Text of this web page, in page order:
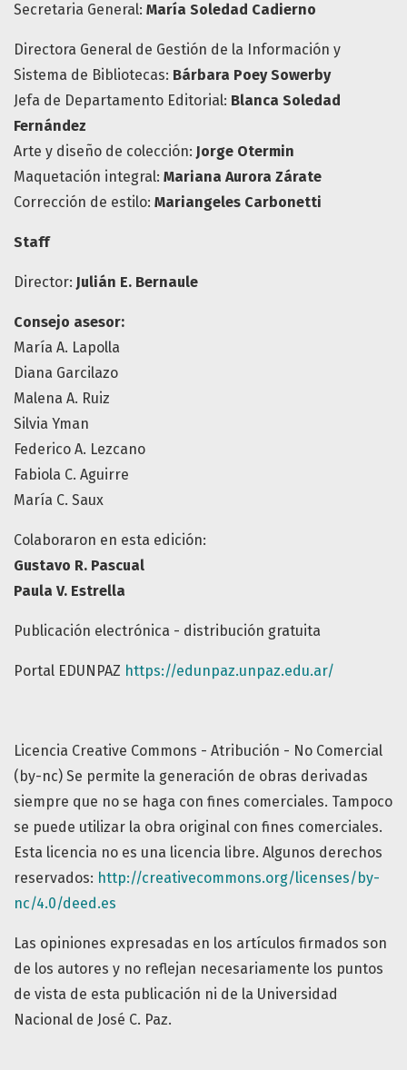
Secretaria General: María Soledad Cadierno
Directora General de Gestión de la Información y
Sistema de Bibliotecas: Bárbara Poey Sowerby
Jefa de Departamento Editorial: Blanca Soledad
Fernández
Arte y diseño de colección: Jorge Otermin
Maquetación integral: Mariana Aurora Zárate
Corrección de estilo: Mariangeles Carbonetti
Staff
Director: Julián E. Bernaule
Consejo asesor:
María A. Lapolla
Diana Garcilazo
Malena A. Ruiz
Silvia Yman
Federico A. Lezcano
Fabiola C. Aguirre
María C. Saux
Colaboraron en esta edición:
Gustavo R. Pascual
Paula V. Estrella
Publicación electrónica - distribución gratuita
Portal EDUNPAZ https://edunpaz.unpaz.edu.ar/
Licencia Creative Commons - Atribución - No Comercial
(by-nc) Se permite la generación de obras derivadas
siempre que no se haga con fines comerciales. Tampoco
se puede utilizar la obra original con fines comerciales.
Esta licencia no es una licencia libre. Algunos derechos
reservados: http://creativecommons.org/licenses/by-
nc/4.0/deed.es
Las opiniones expresadas en los artículos firmados son
de los autores y no reflejan necesariamente los puntos
de vista de esta publicación ni de la Universidad
Nacional de José C. Paz.